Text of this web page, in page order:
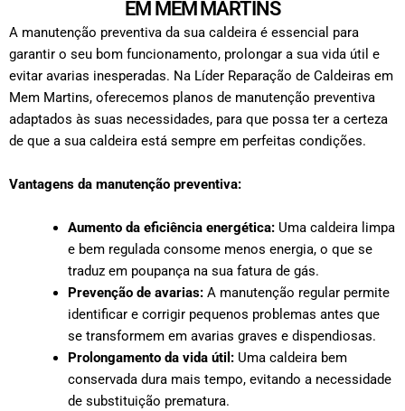
EM MEM MARTINS
A manutenção preventiva da sua caldeira é essencial para
garantir o seu bom funcionamento, prolongar a sua vida útil e
evitar avarias inesperadas. Na Líder Reparação de Caldeiras em
Mem Martins, oferecemos planos de manutenção preventiva
adaptados às suas necessidades, para que possa ter a certeza
de que a sua caldeira está sempre em perfeitas condições.
Vantagens da manutenção preventiva:
Aumento da eficiência energética: Uma caldeira limpa
e bem regulada consome menos energia, o que se
traduz em poupança na sua fatura de gás.
Prevenção de avarias: A manutenção regular permite
identificar e corrigir pequenos problemas antes que
se transformem em avarias graves e dispendiosas.
Prolongamento da vida útil: Uma caldeira bem
conservada dura mais tempo, evitando a necessidade
de substituição prematura.